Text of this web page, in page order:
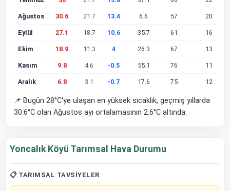
Ağustos 30.6 21.7 13.4 6.6 57 20
Eylül 27.1 18.7 10.6 35.7 61 16
Ekim 18.9 11.3 4 26.3 67 13
Kasım 9.8 4.6 -0.5 55.1 76 11
Aralık 6.8 3.1 -0.7 17.6 75 12
📌 Bugün 28°C'ye ulaşan en yüksek sıcaklık, geçmiş yıllarda
30.6°C olan Ağustos ayı ortalamasının 2.6°C altında.
Yoncalık Köyü Tarımsal Hava Durumu
📋 TARIMSAL TAVSIYELER